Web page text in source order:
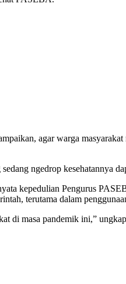
agar warga
ngedrop kesehatannya
kepedulian Pengurus
terutama dalam
di masa pandemik ini,”